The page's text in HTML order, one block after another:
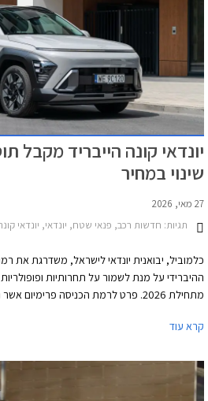
יונדאי קונה הייבריד מקבל
שינוי במחיר
27 מאי, 2026
תגיות: חדשות רכב, פנאי שטח, יונדאי, יונדאי קונה 2023-2026מחירון
כלמוביל, יבואנית יונדאי לישראל, משדרגת את
מתחילת 2026. פרט לרמת הכניסה
קרא עוד